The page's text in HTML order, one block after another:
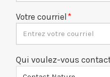
Votre courriel
Qui voulez-vous